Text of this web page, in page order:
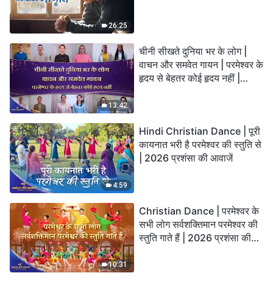
26:25
13:42
चीनी सीखते दुनिया भर के लोग |
वाचन और समवेत गायन | परमेश्वर के
हृदय से बेहतर कोई हृदय नहीं |
4:59
Hindi Christian Dance | पूरी
कायनात भरी है परमेश्वर की स्तुति से
| 2026 प्रशंसा की आवाजें
10:31
Christian Dance | परमेश्वर के
सभी लोग सर्वशक्तिमान परमेश्वर की
स्तुति गाते हैं | 2026 प्रशंसा की